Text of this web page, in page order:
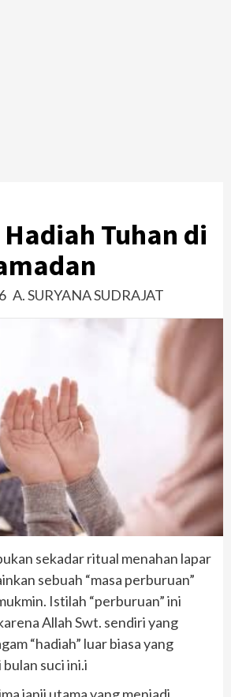
Tuhan di
A. SURYANA SUDRAJAT
sekadar ritual menahan lapar
sebuah “masa perburuan”
Istilah “perburuan” ini
Allah Swt. sendiri yang
“hadiah” luar biasa yang
suci ini.i
janji utama yang menjadi